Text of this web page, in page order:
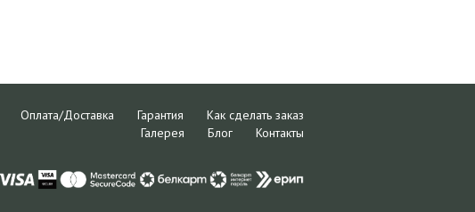
Оплата/Доставка Гарантия
Как сделать заказ
Галерея
Блог Контакты